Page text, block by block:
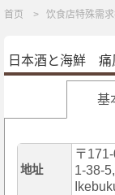
首页 饮食店特殊需
日本酒と海鮮
基
地址
〒
1-38-